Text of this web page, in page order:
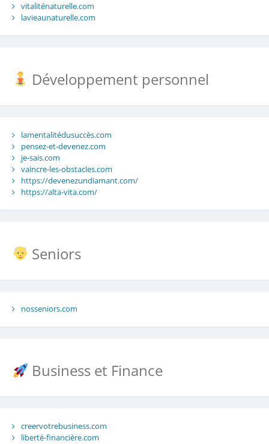
vitaliténaturelle.com
lavieaunaturelle.com
Développement personnel
lamentalitédusuccès.com
pensez-et-devenez.com
je-sais.com
vaincre-les-obstacles.com
https://devenezundiamant.com/
https://alta-vita.com/
Seniors
nosseniors.com
Business et Finance
creervotrebusiness.com
liberté-financière.com